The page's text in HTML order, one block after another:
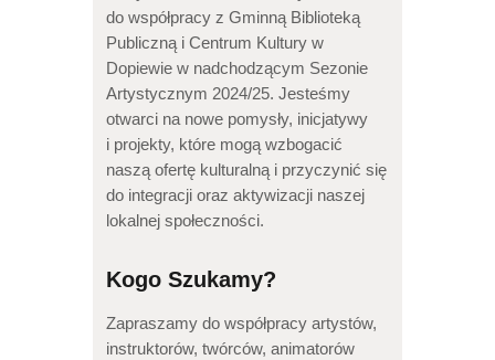
do współpracy z Gminną Biblioteką
Publiczną i Centrum Kultury w
Dopiewie w nadchodzącym Sezonie
Artystycznym 2024/25. Jesteśmy
otwarci na nowe pomysły, inicjatywy
i projekty, które mogą wzbogacić
naszą ofertę kulturalną i przyczynić się
do integracji oraz aktywizacji naszej
lokalnej społeczności.
Kogo Szukamy?
Zapraszamy do współpracy artystów,
instruktorów, twórców, animatorów